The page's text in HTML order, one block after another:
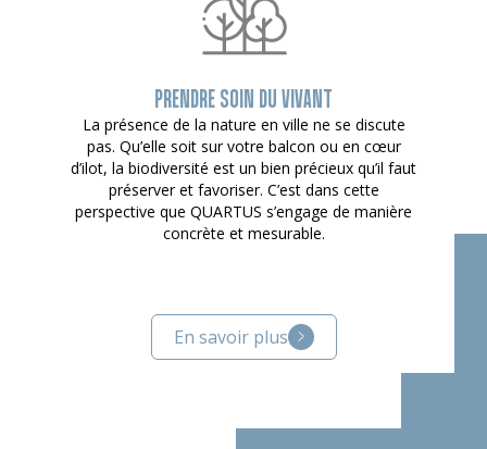
PRENDRE SOIN DU VIVANT
La présence de la nature en ville ne se discute
pas. Qu’elle soit sur votre balcon ou en cœur
d’ilot, la biodiversité est un bien précieux qu’il faut
préserver et favoriser. C’est dans cette
perspective que QUARTUS s’engage de manière
concrète et mesurable.
En savoir plus